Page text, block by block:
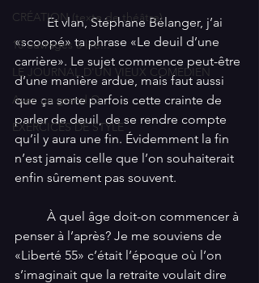
CRÉATION (texte de théâtre)
10 ouvrages à lire...
LE JOURNAL D'UN VIEUX COMÉDIEN
Avec un grand Q...
EXERCICES DE STYLE
          Et vlan, Stéphane Bélanger, j’ai
«scoopé» ta phrase «Le deuil d’une
carrière». Le sujet commence peut-être
d’une manière ardue, mais faut aussi
que ça sorte parfois cette crainte de
parler de deuil, de se rendre compte
qu’il y aura une fin. Évidemment la fin
n’est jamais celle que l’on souhaiterait
enfin sûrement pas souvent.
penser à l’après? Je me souviens de
«Liberté 55» c’était l’époque où l’on
s’imaginait que la retraite voulait dire